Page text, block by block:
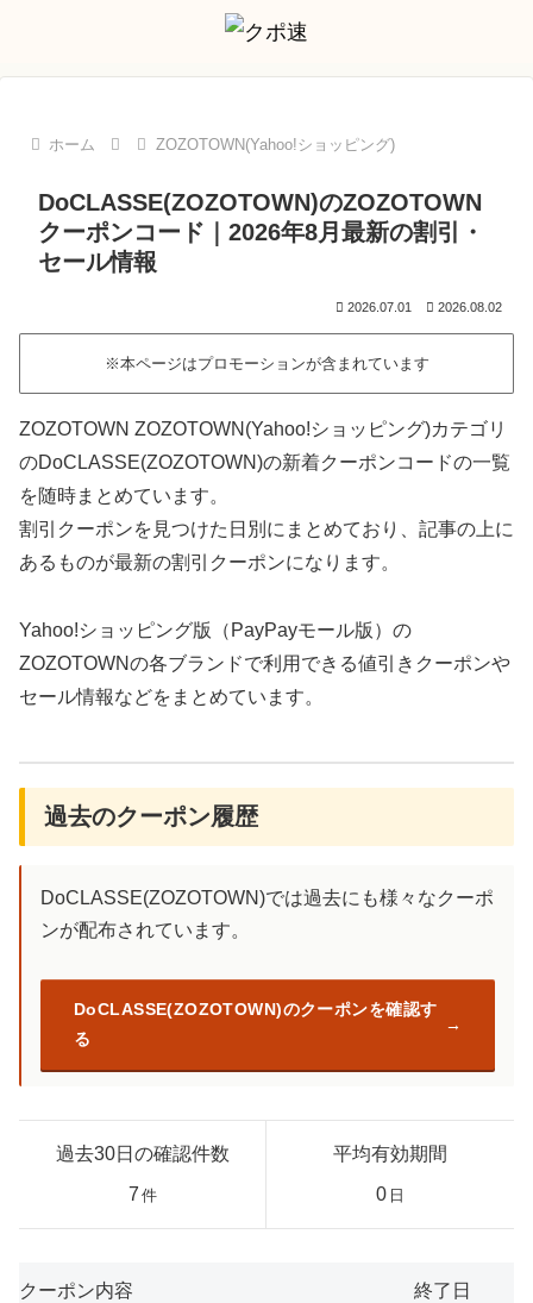
ホーム ZOZOTOWN(Yahoo!ショッピング)
DoCLASSE(ZOZOTOWN)のZOZOTOWN
クーポンコード｜2026年8月最新の割引・
セール情報
2026.07.01 2026.08.02
※本ページはプロモーションが含まれています
ZOZOTOWN ZOZOTOWN(Yahoo!ショッピング)カテゴリ
のDoCLASSE(ZOZOTOWN)の新着クーポンコードの一覧
を随時まとめています。
割引クーポンを見つけた日別にまとめており、記事の上に
あるものが最新の割引クーポンになります。
Yahoo!ショッピング版（PayPayモール版）の
ZOZOTOWNの各ブランドで利用できる値引きクーポンや
セール情報などをまとめています。
過去のクーポン履歴
DoCLASSE(ZOZOTOWN)では過去にも様々なクーポ
ンが配布されています。
DoCLASSE(ZOZOTOWN)のクーポンを確認す
る
過去30日の確認件数
7 件
平均有効期間
0 日
クーポン内容 終了日